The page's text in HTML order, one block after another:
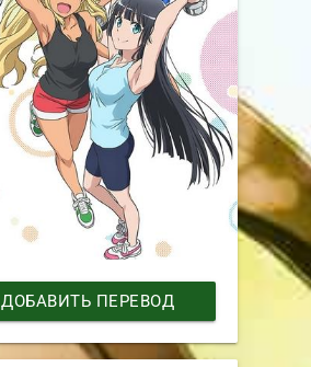
ДОБАВИТЬ ПЕРЕВОД